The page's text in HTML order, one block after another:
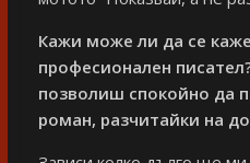
Кажи може ли да се
професионален
позволиш спокойно да
роман, разчитайки на